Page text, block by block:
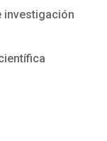
investigación